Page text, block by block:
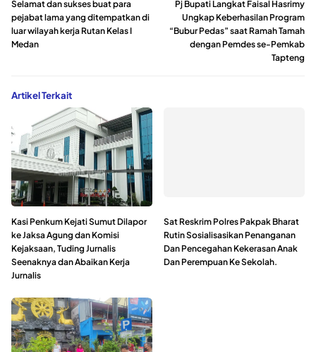
Selamat dan sukses buat para
pejabat lama yang ditempatkan di
luar wilayah kerja Rutan Kelas I
Medan
Pj Bupati Langkat Faisal Hasrimy
Ungkap Keberhasilan Program
“Bubur Pedas” saat Ramah Tamah
dengan Pemdes se-Pemkab
Tapteng
Artikel Terkait
Kasi Penkum Kejati Sumut Dilapor
ke Jaksa Agung dan Komisi
Kejaksaan, Tuding Jurnalis
Seenaknya dan Abaikan Kerja
Jurnalis
Sat Reskrim Polres Pakpak Bharat
Rutin Sosialisasikan Penanganan
Dan Pencegahan Kekerasan Anak
Dan Perempuan Ke Sekolah.